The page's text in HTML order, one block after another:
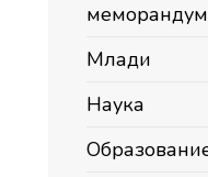
меморандум
Млади
Наука